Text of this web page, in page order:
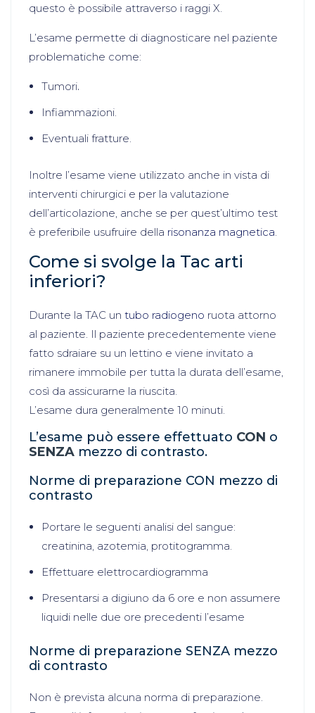
questo è possibile attraverso i raggi X.
L’esame permette di diagnosticare nel paziente
problematiche come:
Tumori.
Infiammazioni.
Eventuali fratture.
Inoltre l’esame viene utilizzato anche in vista di
interventi chirurgici e per la valutazione
dell’articolazione, anche se per quest’ultimo test
è preferibile usufruire della risonanza magnetica
Come si svolge la Tac arti
inferiori?
Durante la TAC un tubo radiogeno ruota attorno
al paziente. Il paziente precedentemente viene
fatto sdraiare su un lettino e viene invitato a
rimanere immobile per tutta la durata dell’esame,
così da assicurarne la riuscita.
L’esame dura generalmente 10 minuti.
L’esame può essere effettuato CON o
SENZA mezzo di contrasto.
Norme di preparazione CON mezzo di
contrasto
Portare le seguenti analisi del sangue:
creatinina, azotemia, protitogramma.
Effettuare elettrocardiogramma
Presentarsi a digiuno da 6 ore e non assumere
liquidi nelle due ore precedenti l’esame
Norme di preparazione SENZA mezzo
di contrasto
Non è prevista alcuna norma di preparazione.